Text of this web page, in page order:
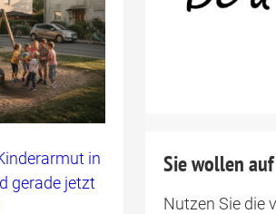
in
gerade jetzt
Sie wollen
Nutzen Sie die